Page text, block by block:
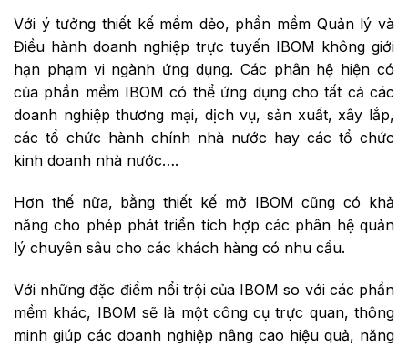
Với ý tưởng thiết kế mềm dẻo, phần mềm Quản lý và
Điều hành doanh nghiệp trực tuyến IBOM không giới
hạn phạm vi ngành ứng dụng. Các phân hệ hiện có
của phần mềm IBOM có thể ứng dụng cho tất cả các
doanh nghiệp thương mại, dịch vụ, sản xuất, xây lắp,
các tổ chức hành chính nhà nước hay các tổ chức
kinh doanh nhà nước….
Hơn thế nữa, bằng thiết kế mở IBOM cũng có khả
năng cho phép phát triển tích hợp các phân hệ quản
lý chuyên sâu cho các khách hàng có nhu cầu.
Với những đặc điểm nổi trội của IBOM so với các phần
mềm khác, IBOM sẽ là một công cụ trực quan, thông
minh giúp các doanh nghiệp nâng cao hiệu quả, năng